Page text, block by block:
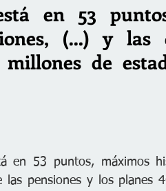
en 53
(…) y las
de
en 53 puntos, máximos
pensiones y los planes